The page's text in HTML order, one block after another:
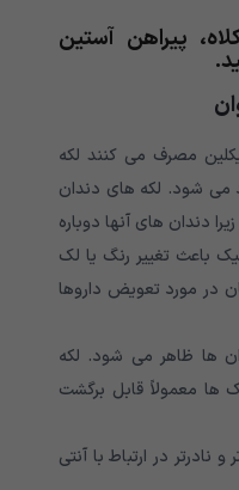
پیراهن آستین
مصرف می کنند لکه
می شود. لکه های دندان
دندان های آنها دوباره
باعث تغییر رنگ یا لک
در مورد تعویض داروها
ها ظاهر می شود. لکه
ها معمولاً قابل برگشت
در ارتباط با آنتی